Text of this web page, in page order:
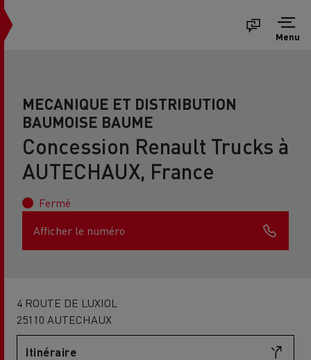
Menu
MECANIQUE ET DISTRIBUTION
BAUMOISE BAUME
Concession Renault Trucks à
AUTECHAUX, France
Fermé
Afficher le numéro
4 ROUTE DE LUXIOL
25110 AUTECHAUX
Itinéraire